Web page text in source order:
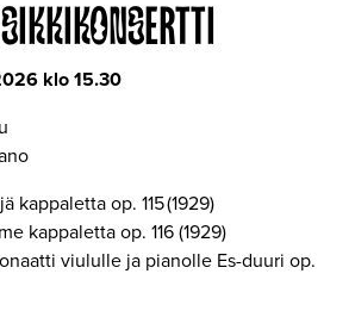
klo 15.30
kappaletta op. 115 (1929)
kappaletta op. 116 (1929)
viululle ja pianolle Es-duuri op.